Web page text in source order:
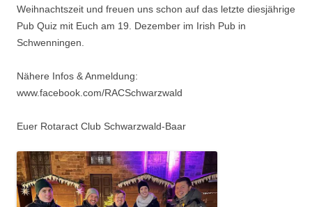
Weihnachtszeit und freuen uns schon auf das letzte diesjährige
Pub Quiz mit Euch am 19. Dezember im Irish Pub in
Schwenningen.
Nähere Infos & Anmeldung:
www.facebook.com/RACSchwarzwald
Euer Rotaract Club Schwarzwald-Baar